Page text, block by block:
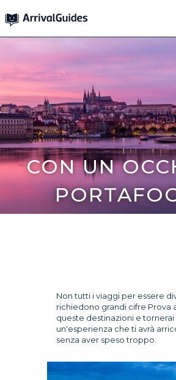
CON UN
Non tutti i viaggi per essere
richiedono grandi cifre Prova
queste destinazioni e tornerai
un'esperienza che ti avrà
senza aver speso troppo.